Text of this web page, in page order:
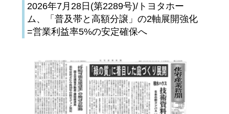
2026年7月28日(第2289号)/トヨタホー
ム、「普及帯と高額分譲」の2軸展開強化
=営業利益率5%の安定確保へ